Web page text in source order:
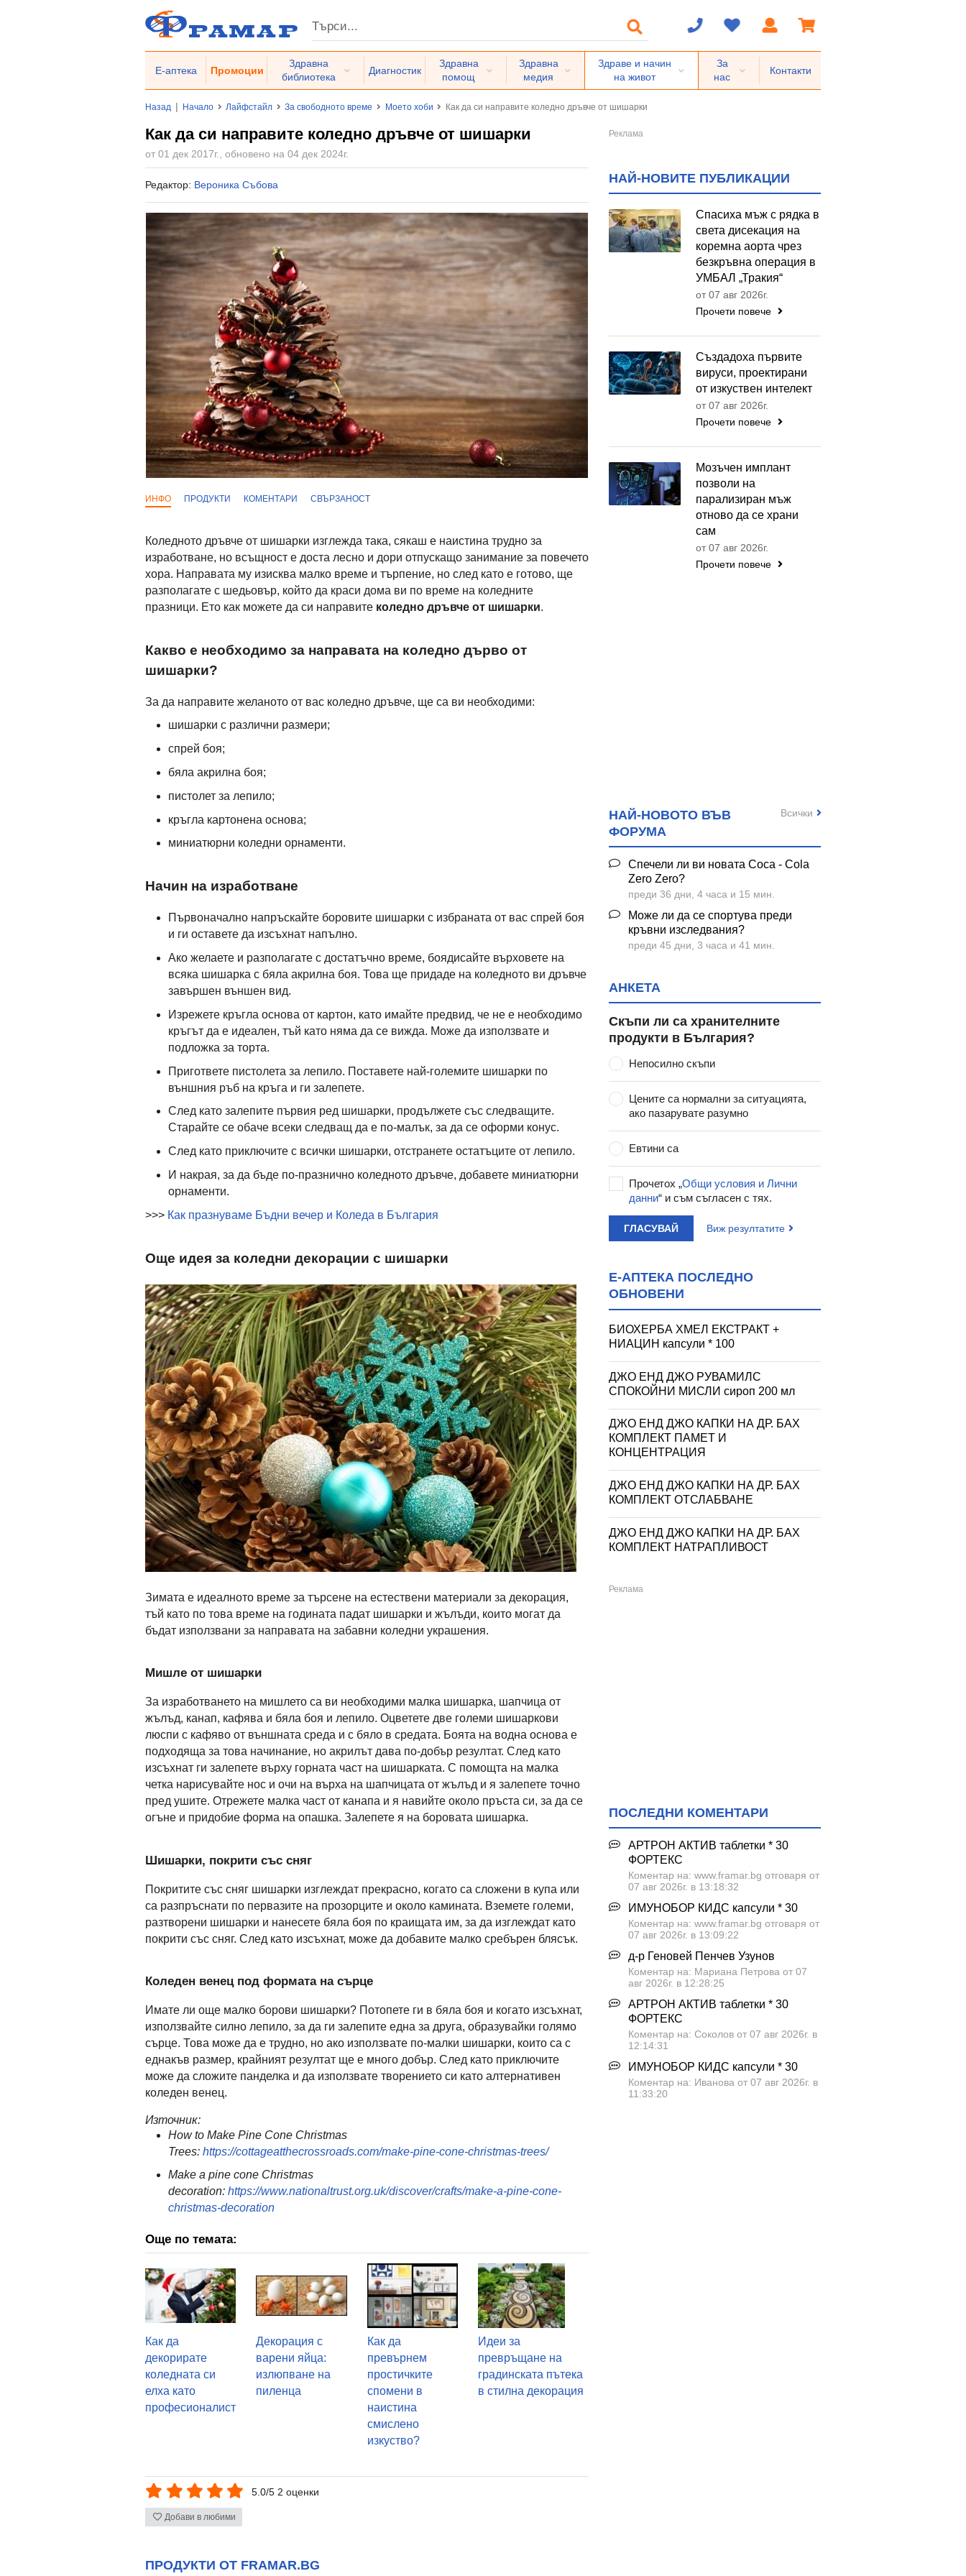
Е-аптека Промоции
Здравна
библиотека
Диагностик
Здравна
помощ
Здравна
медия
Здраве и начин
на живот
За
нас
Контакти
Назад | Начало Лайфстайл За свободното време Моето хоби Как да си направите коледно дръвче от шишарки
Как да си направите коледно дръвче от шишарки
от 01 дек 2017г., обновено на 04 дек 2024г.
Редактор: Вероника Събова
ИНФО ПРОДУКТИ КОМЕНТАРИ СВЪРЗАНОСТ
Коледното дръвче от шишарки изглежда така, сякаш е наистина трудно за
изработване, но всъщност е доста лесно и дори отпускащо занимание за повечето
хора. Направата му изисква малко време и търпение, но след като е готово, ще
разполагате с шедьовър, който да краси дома ви по време на коледните
празници. Ето как можете да си направите коледно дръвче от шишарки.
Какво е необходимо за направата на коледно дърво от
шишарки?
За да направите желаното от вас коледно дръвче, ще са ви необходими:
шишарки с различни размери;
спрей боя;
бяла акрилна боя;
пистолет за лепило;
кръгла картонена основа;
миниатюрни коледни орнаменти.
Начин на изработване
Първоначално напръскайте боровите шишарки с избраната от вас спрей боя
и ги оставете да изсъхнат напълно.
Ако желаете и разполагате с достатъчно време, боядисайте върховете на
всяка шишарка с бяла акрилна боя. Това ще придаде на коледното ви дръвче
завършен външен вид.
Изрежете кръгла основа от картон, като имайте предвид, че не е необходимо
кръгът да е идеален, тъй като няма да се вижда. Може да използвате и
подложка за торта.
Пригответе пистолета за лепило. Поставете най-големите шишарки по
външния ръб на кръга и ги залепете.
След като залепите първия ред шишарки, продължете със следващите.
Старайте се обаче всеки следващ да е по-малък, за да се оформи конус.
След като приключите с всички шишарки, отстранете остатъците от лепило.
И накрая, за да бъде по-празнично коледното дръвче, добавете миниатюрни
орнаменти.
>>> Как празнуваме Бъдни вечер и Коледа в България
Още идея за коледни декорации с шишарки
Зимата е идеалното време за търсене на естествени материали за декорация,
тъй като по това време на годината падат шишарки и жълъди, които могат да
бъдат използвани за направата на забавни коледни украшения.
Мишле от шишарки
За изработването на мишлето са ви необходими малка шишарка, шапчица от
жълъд, канап, кафява и бяла боя и лепило. Оцветете две големи шишаркови
люспи с кафяво от външната среда и с бяло в средата. Боята на водна основа е
подходяща за това начинание, но акрилът дава по-добър резултат. След като
изсъхнат ги залепете върху горната част на шишарката. С помощта на малка
четка нарисувайте нос и очи на върха на шапчицата от жълъд и я залепете точно
пред ушите. Отрежете малка част от канапа и я навийте около пръста си, за да се
огъне и придобие форма на опашка. Залепете я на боровата шишарка.
Шишарки, покрити със сняг
Покритите със сняг шишарки изглеждат прекрасно, когато са сложени в купа или
са разпръснати по первазите на прозорците и около камината. Вземете големи,
разтворени шишарки и нанесете бяла боя по краищата им, за да изглеждат като
покрити със сняг. След като изсъхнат, може да добавите малко сребърен блясък.
Коледен венец под формата на сърце
Имате ли още малко борови шишарки? Потопете ги в бяла боя и когато изсъхнат,
използвайте силно лепило, за да ги залепите една за друга, образувайки голямо
сърце. Това може да е трудно, но ако използвате по-малки шишарки, които са с
еднакъв размер, крайният резултат ще е много добър. След като приключите
може да сложите панделка и да използвате творението си като алтернативен
коледен венец.
Източник:
How to Make Pine Cone Christmas
Trees: https://cottageatthecrossroads.com/make-pine-cone-christmas-trees/
Make a pine cone Christmas
decoration: https://www.nationaltrust.org.uk/discover/crafts/make-a-pine-cone-
christmas-decoration
Още по темата:
Как да
декорирате
коледната си
елха като
професионалист
Декорация с
варени яйца:
излюпване на
пиленца
Как да
превърнем
простичките
спомени в
наистина
смислено
изкуство?
Идеи за
превръщане на
градинската пътека
в стилна декорация
5.0/5 2 оценки
Добави в любими
ПРОДУКТИ ОТ FRAMAR.BG
НАЙ-НОВИТЕ ПУБЛИКАЦИИ
Спасиха мъж с рядка в
света дисекация на
коремна аорта чрез
безкръвна операция в
УМБАЛ „Тракия“
от 07 авг 2026г.
Прочети повече
Създадоха първите
вируси, проектирани
от изкуствен интелект
от 07 авг 2026г.
Прочети повече
Мозъчен имплант
позволи на
парализиран мъж
отново да се храни
сам
от 07 авг 2026г.
Прочети повече
НАЙ-НОВОТО ВЪВ
ФОРУМА
Спечели ли ви новата Coca - Cola
Zero Zero?
преди 36 дни, 4 часа и 15 мин.
Може ли да се спортува преди
кръвни изследвания?
преди 45 дни, 3 часа и 41 мин.
Всички
АНКЕТА
Скъпи ли са хранителните
продукти в България?
Непосилно скъпи
Цените са нормални за ситуацията,
ако пазарувате разумно
Евтини са
Прочетох „Общи условия и Лични
данни“ и съм съгласен с тях.
ГЛАСУВАЙ Виж резултатите
Е-АПТЕКА ПОСЛЕДНО
ОБНОВЕНИ
БИОХЕРБА ХМЕЛ ЕКСТРАКТ +
НИАЦИН капсули * 100
ДЖО ЕНД ДЖО РУВАМИЛС
СПОКОЙНИ МИСЛИ сироп 200 мл
ДЖО ЕНД ДЖО КАПКИ НА ДР. БАХ
КОМПЛЕКТ ПАМЕТ И
КОНЦЕНТРАЦИЯ
ДЖО ЕНД ДЖО КАПКИ НА ДР. БАХ
КОМПЛЕКТ ОТСЛАБВАНЕ
ДЖО ЕНД ДЖО КАПКИ НА ДР. БАХ
КОМПЛЕКТ НАТРАПЛИВОСТ
ПОСЛЕДНИ КОМЕНТАРИ
АРТРОН АКТИВ таблетки * 30
ФОРТЕКС
Коментар на: www.framar.bg отговаря от
07 авг 2026г. в 13:18:32
ИМУНОБОР КИДС капсули * 30
Коментар на: www.framar.bg отговаря от
07 авг 2026г. в 13:09:22
д-р Геновей Пенчев Узунов
Коментар на: Мариана Петрова от 07
авг 2026г. в 12:28:25
АРТРОН АКТИВ таблетки * 30
ФОРТЕКС
Коментар на: Соколов от 07 авг 2026г. в
12:14:31
ИМУНОБОР КИДС капсули * 30
Коментар на: Иванова от 07 авг 2026г. в
11:33:20